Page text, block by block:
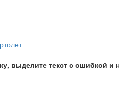
выделите текст с ошибкой